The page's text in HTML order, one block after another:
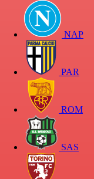
NAP
PAR
ROM
SAS